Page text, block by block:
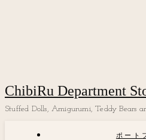
ChibiRu Department
Stuffed Dolls, Amigurumi, Teddy Bears
ポート